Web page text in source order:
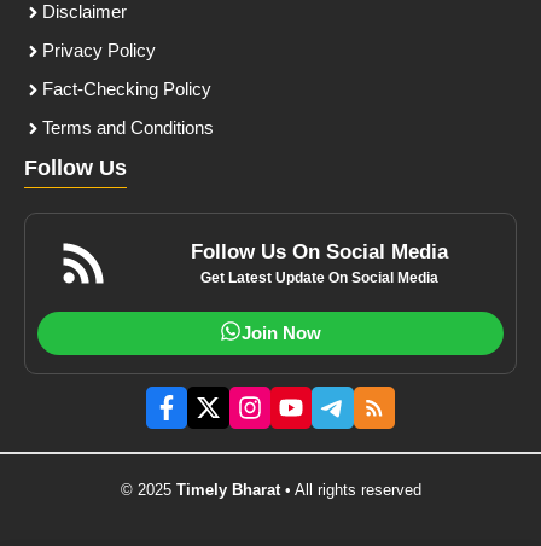
Disclaimer
Privacy Policy
Fact-Checking Policy
Terms and Conditions
Follow Us
Follow Us On Social Media
Get Latest Update On Social Media
Join Now
© 2025 Timely Bharat• All rights reserved